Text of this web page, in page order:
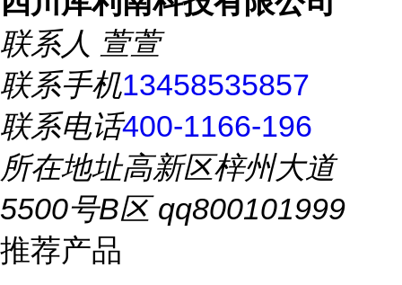
联系人 萱萱
联系手机13458535857
联系电话400-1166-196
所在地址高新区梓州大道
5500号B区 qq800101999
推荐产品